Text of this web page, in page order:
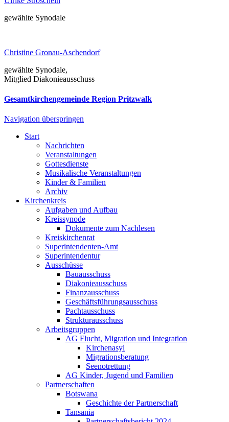
gewählte Synodale
Christine Gronau-Aschendorf
gewählte Synodale,
Mitglied Diakonieausschuss
Gesamtkirchengemeinde Region Pritzwalk
Navigation überspringen
Start
Nachrichten
Veranstaltungen
Gottesdienste
Musikalische Veranstaltungen
Kinder & Familien
Archiv
Kirchenkreis
Aufgaben und Aufbau
Kreissynode
Dokumente zum Nachlesen
Kreiskirchenrat
Superintendenten-Amt
Superintendentur
Ausschüsse
Bauausschuss
Diakonieausschuss
Finanzausschuss
Geschäftsführungsausschuss
Pachtausschuss
Strukturausschuss
Arbeitsgruppen
AG Flucht, Migration und Integration
Kirchenasyl
Migrationsberatung
Seenotrettung
AG Kinder, Jugend und Familien
Partnerschaften
Botswana
Geschichte der Partnerschaft
Tansania